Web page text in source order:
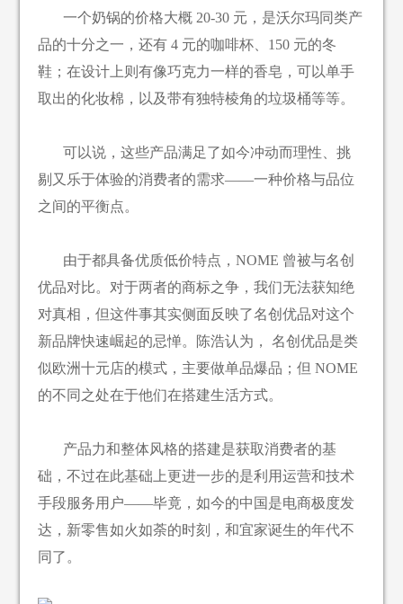
一个奶锅的价格大概 20-30 元，是沃尔玛同类产
品的十分之一，还有 4 元的咖啡杯、150 元的冬
鞋；在设计上则有像巧克力一样的香皂，可以单手
取出的化妆棉，以及带有独特棱角的垃圾桶等等。
可以说，这些产品满足了如今冲动而理性、挑
剔又乐于体验的消费者的需求——一种价格与品位
之间的平衡点。
由于都具备优质低价特点，NOME 曾被与名创
优品对比。对于两者的商标之争，我们无法获知绝
对真相，但这件事其实侧面反映了名创优品对这个
新品牌快速崛起的忌惮。陈浩认为， 名创优品是类
似欧洲十元店的模式，主要做单品爆品；但 NOME
的不同之处在于他们在搭建生活方式。
产品力和整体风格的搭建是获取消费者的基
础，不过在此基础上更进一步的是利用运营和技术
手段服务用户——毕竟，如今的中国是电商极度发
达，新零售如火如荼的时刻，和宜家诞生的年代不
同了。